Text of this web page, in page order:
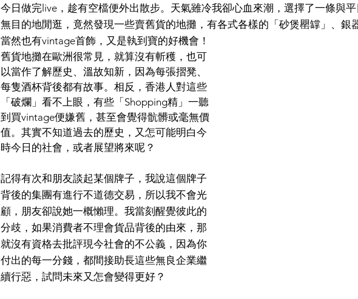
今日做完live，趁有空檔便外出散步。天氣雖冷我卻心血來潮，選擇了一條與
無目的地閒逛，竟然發現一些賣舊貨的地攤，有各式各樣的「砂煲罌罉」、銀
當然也有vintage首飾，又是執到寶的好機會！
舊貨地攤在歐洲很常見，就算沒有斬穫，也可
以當作了解歷史、溫故知新，因為每張摺凳、
每隻酒杯背後都有故事。相反，香港人對這些
「破爛」看不上眼，有些「Shopping精」一聽
到買vintage便嫌舊，甚至會覺得骯髒或毫無價
值。其實不知道過去的歷史，又怎可能明白今
時今日的社會，或者展望將來呢？
記得有次和朋友談起某個牌子，我說這個牌子
背後的集團有進行不道德交易，所以我不會光
顧，朋友卻說她一概懶理。我當刻醒覺彼此的
分歧，如果消費者不理會貨品背後的由來，那
就沒有資格去批評現今社會的不公義，因為你
付出的每一分錢，都間接助長這些無良企業繼
續行惡，試問未來又怎會變得更好？